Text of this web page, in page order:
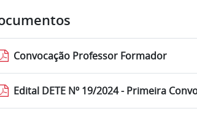
Convocação Professor Formador
Edital DETE Nº 19/2024 - Primeira